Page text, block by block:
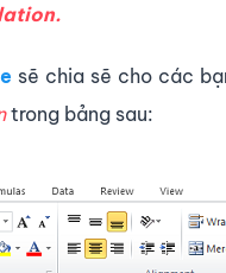
sẽ chia sẽ cho các
trong bảng sau: